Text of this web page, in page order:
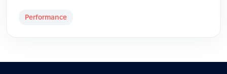
Performance